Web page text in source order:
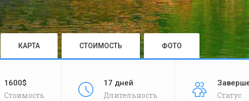
КАРТА СТОИМОСТЬ ФОТО
1600$
Стоимость
17 дней
Длительность Статус